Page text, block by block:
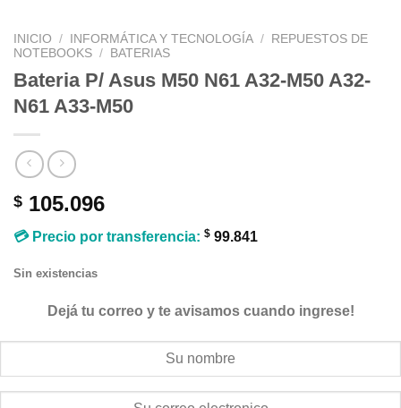
INICIO / INFORMÁTICA Y TECNOLOGÍA /
REPUESTOS DE
NOTEBOOKS / BATERIAS
Bateria P/ Asus M50 N61 A32-M50 A32-
N61 A33-M50
$ 105.096
💳 Precio por transferencia: $ 99.841
Sin existencias
Dejá tu correo y te avisamos cuando ingrese!